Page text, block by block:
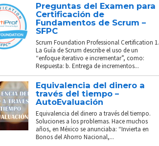
Preguntas del Examen para
Certificación de
Fundamentos de Scrum –
SFPC
Scrum Foundation Professional Certification 1.
La Guía de Scrum describe el uso de un
“enfoque iterativo e incrementar”, como:
Respuesta: b. Entrega de incrementos...
Equivalencia del dinero a
través del tiempo –
AutoEvaluación
Equivalencia del dinero a través del tiempo.
Soluciones a los problemas. Hace muchos
años, en México se anunciaba: “Invierta en
Bonos del Ahorro Nacional,...